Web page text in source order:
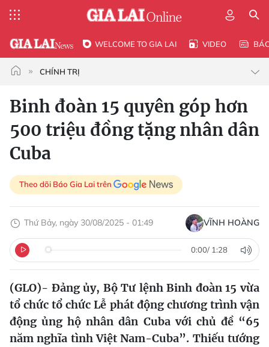
WELCOME TO GIA LAI VIDEO
CHÍNH TRỊ
Binh đoàn 15 quyên góp hơn
500 triệu đồng tặng nhân dân
Cuba
Theo dõi Báo Gia Lai trên
Thứ Bảy, ngày 30/08/2025 - 01:49 VĨNH HOÀNG
0:00/ 1:28
(GLO)- Đảng ủy, Bộ Tư lệnh Binh đoàn 15 vừa
tổ chức tổ chức Lễ phát động chương trình vận
động ủng hộ nhân dân Cuba với chủ đề “65
năm nghĩa tình Việt Nam-Cuba”. Thiếu tướng